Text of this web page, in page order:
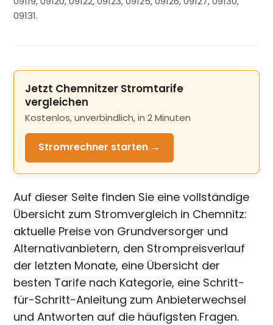
09131.
Jetzt Chemnitzer Stromtarife
vergleichen
Kostenlos, unverbindlich, in 2 Minuten
Stromrechner starten →
Auf dieser Seite finden Sie eine vollständige
Übersicht zum Stromvergleich in Chemnitz:
aktuelle Preise von Grundversorger und
Alternativanbietern, den Strompreisverlauf
der letzten Monate, eine Übersicht der
besten Tarife nach Kategorie, eine Schritt-
für-Schritt-Anleitung zum Anbieterwechsel
und Antworten auf die häufigsten Fragen.